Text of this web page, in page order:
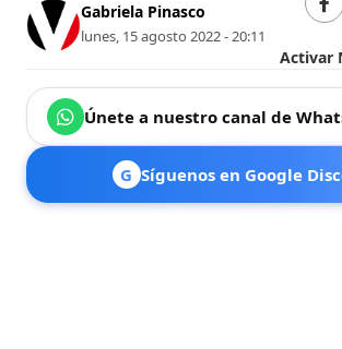
Gabriela Pinasco
lunes, 15 agosto 2022 - 20:11
Activar
Únete a nuestro canal de
G Síguenos en Google